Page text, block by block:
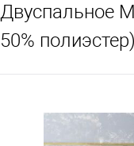
Двуспальное
50% полиэстер)